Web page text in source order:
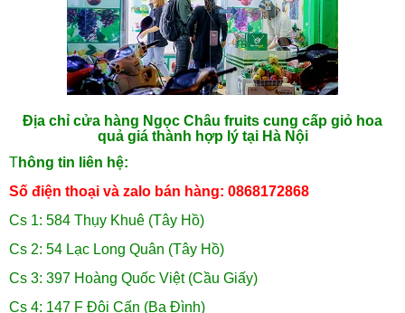
Địa chỉ cửa hàng Ngọc Châu fruits cung cấp giỏ hoa
quả giá thành hợp lý tại Hà Nội
Thông tin liên hệ:
Số điện thoại và zalo bán hàng: 0868172868
Cs 1: 584 Thụy Khuê (Tây Hồ)
Cs 2: 54 Lạc Long Quân (Tây Hồ)
Cs 3: 397 Hoàng Quốc Việt (Cầu Giấy)
Cs 4: 147 F Đội Cấn (Ba Đình)